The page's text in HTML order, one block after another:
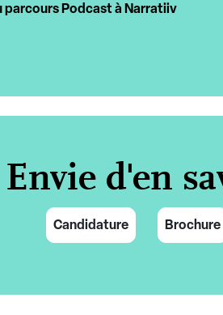
parcours Podcast à Narratiiv
Envie d'en
Candidature Brochure